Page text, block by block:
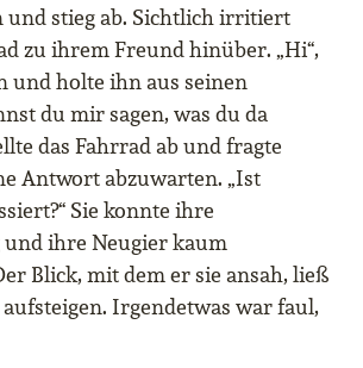
und stieg ab. Sichtlich irritiert
zu ihrem Freund hinüber. „Hi“,
und holte ihn aus seinen
du mir sagen, was du da
das Fahrrad ab und fragte
Antwort abzuwarten. „Ist
Sie konnte ihre
ihre Neugier kaum
Blick, mit dem er sie ansah, ließ
Irgendetwas war faul,